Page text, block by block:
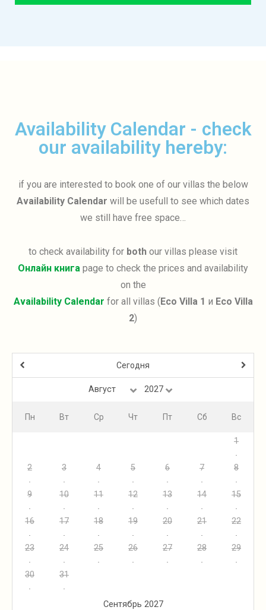
Availability Calendar - check
our availability hereby:
if you are interested to book one of our villas the below
Availability Calendar will be usefull to see which dates
we still have free space…
to check availability for both our villas please visit
Онлайн книга page to check the prices and availability
on the
Availability Calendar for all villas (Eco Villa 1 и Eco Villa
2)
Сегодня
Пн Вт Ср Чт Пт Сб Вс
1
2 3 4 5 6 7 8
9 10 11 12 13 14 15
16 17 18 19 20 21 22
23 24 25 26 27 28 29
30 31
Сентябрь 2027